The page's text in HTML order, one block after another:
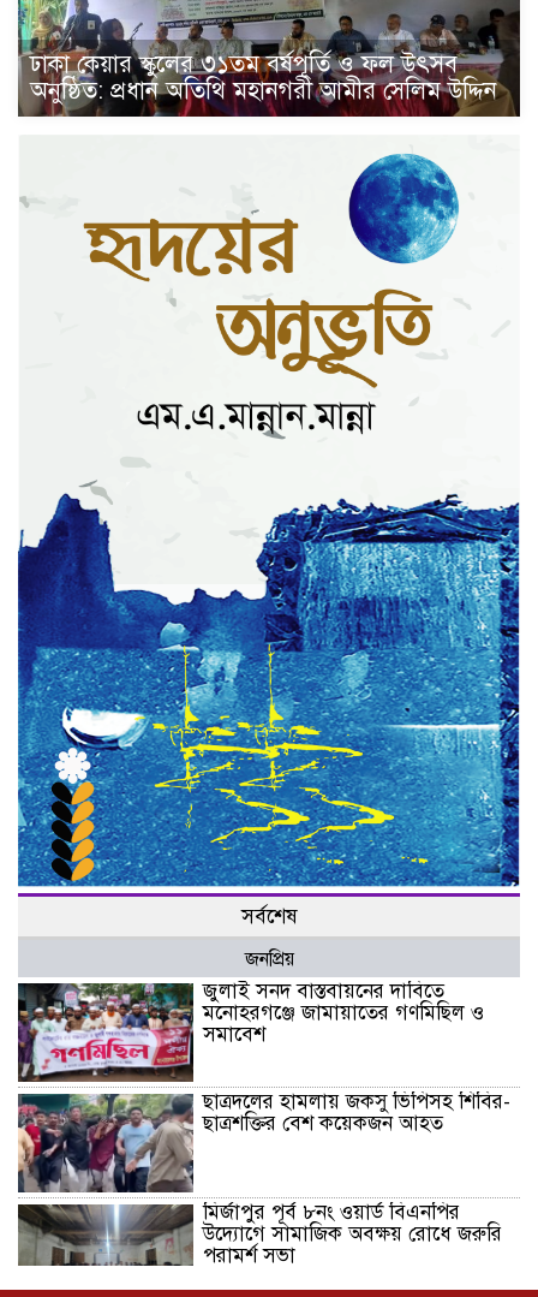
ঢাকা কেয়ার স্কুলের ৩১তম বর্ষপূর্তি ও ফল উৎসব
অনুষ্ঠিত: প্রধান অতিথি মহানগরী আমীর সেলিম উদ্দিন
সর্বশেষ
জনপ্রিয়
জুলাই সনদ বাস্তবায়নের দাবিতে
মনোহরগঞ্জে জামায়াতের গণমিছিল ও
সমাবেশ
ছাত্রদলের হামলায় জকসু ভিপিসহ শিবির-
ছাত্রশক্তির বেশ কয়েকজন আহত
মির্জাপুর পূর্ব ৮নং ওয়ার্ড বিএনপির
উদ্যোগে সামাজিক অবক্ষয় রোধে জরুরি
পরামর্শ সভা